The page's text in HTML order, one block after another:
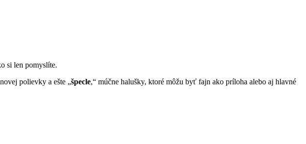
si len pomyslíte.
polievky a ešte „špecle,“ múčne halušky, ktoré môžu byť fajn ako príloha alebo aj hlavné